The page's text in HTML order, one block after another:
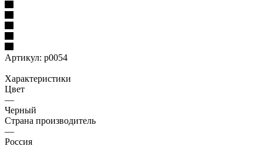
Артикул: p0054
Характеристики
Цвет
—
Черный
Страна производитель
—
Россия